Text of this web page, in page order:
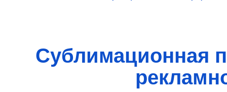
Сублимационная